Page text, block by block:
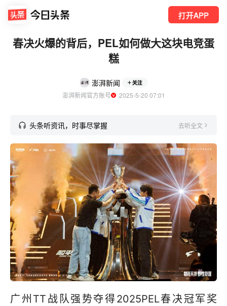
打开APP
春决火爆的背后，PEL如何做大这块电竞蛋
糕
澎湃新闻 关注
澎湃新闻官方账号
  2025-5-20 07:01
头条听资讯，时事尽掌握 去听全文
广州TT战队强势夺得2025PEL春决冠军奖